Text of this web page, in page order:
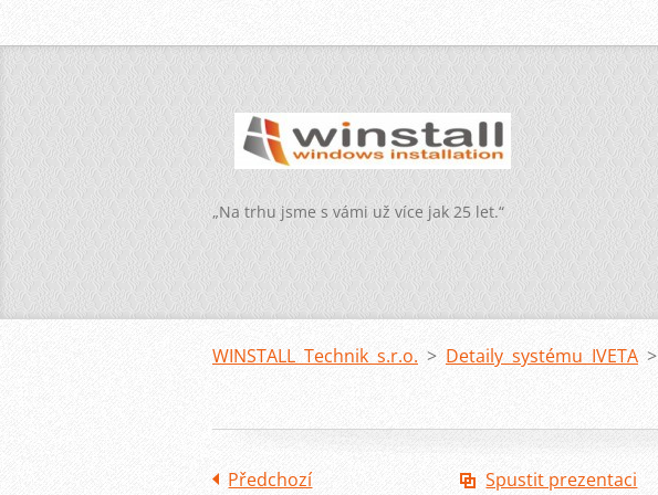
„Na trhu jsme s vámi už více jak 25 let.“
WINSTALL Technik s.r.o. > Detaily systému IVETA >
Předchozí Spustit prezentaci